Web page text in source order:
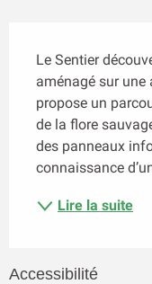
Le Sentier
aménagé sur une
propose un
de la flore
des panneaux
connaissance
Lire la suite
Accessibilité